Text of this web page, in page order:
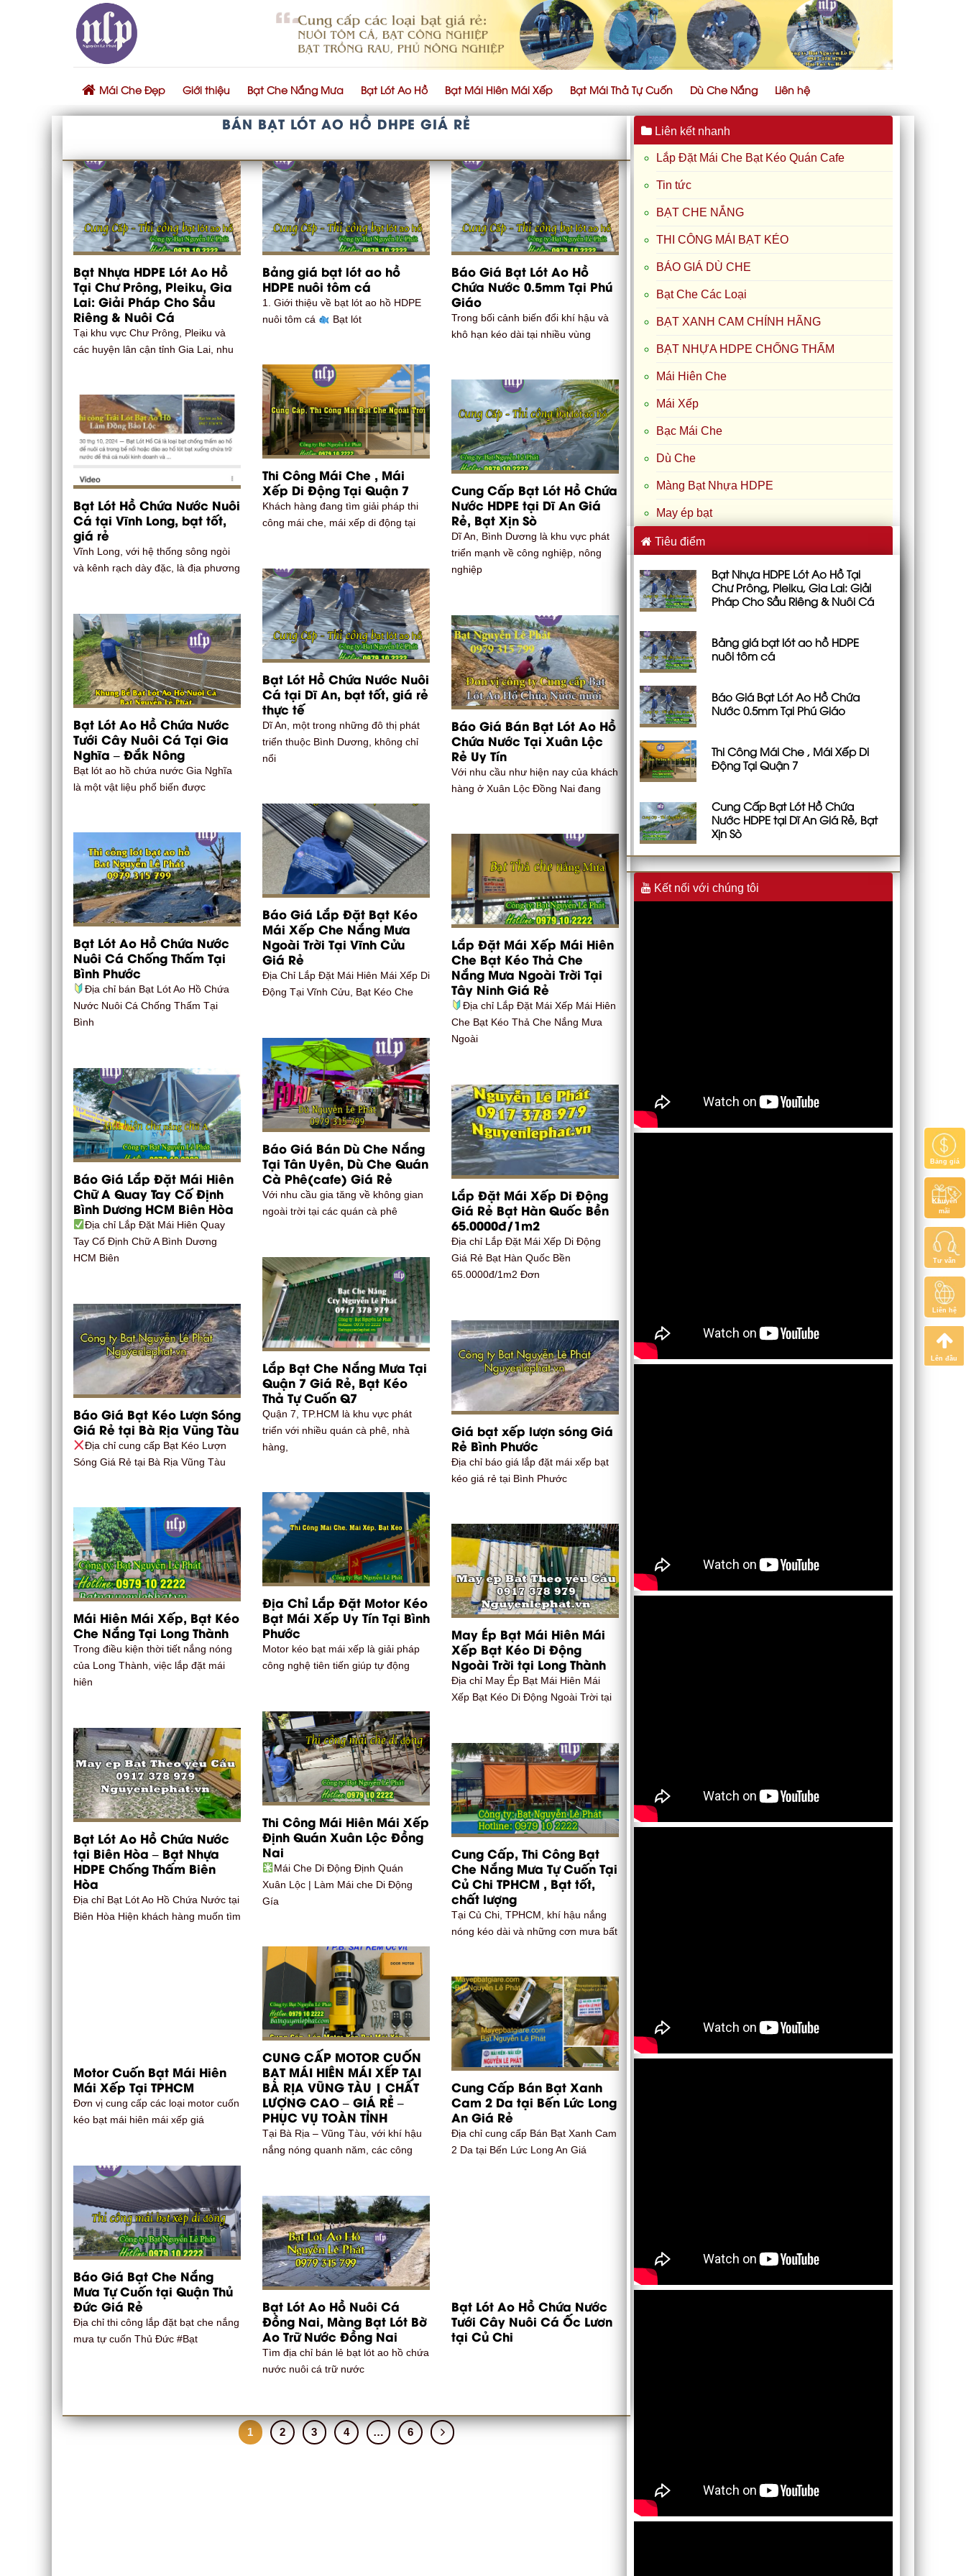
Mái Che Đẹp Giới thiệu Bạt Che Nắng Mưa Bạt Lót Ao Hồ Bạt Mái Hiên Mái Xếp Bạt Mái Thả Tự Cuốn Dù Che Nắng Liên hệ
BÁN BẠT LÓT AO HỒ DHPE GIÁ RẺ
Bạt Nhựa HDPE Lót Ao Hồ
Tại Chư Prông, Pleiku, Gia
Lai: Giải Pháp Cho Sầu
Riêng & Nuôi Cá
Tại khu vực Chư Prông, Pleiku và
các huyện lân cận tỉnh Gia Lai, nhu
Bảng giá bạt lót ao hồ
HDPE nuôi tôm cá
1. Giới thiệu về bạt lót ao hồ HDPE
nuôi tôm cá
Bạt lót
Báo Giá Bạt Lót Ao Hồ
Chứa Nước 0.5mm Tại Phú
Giáo
Trong bối cảnh biến đổi khí hậu và
khô hạn kéo dài tại nhiều vùng
Thi Công Mái Che , Mái
Xếp Di Động Tại Quận 7
Khách hàng đang tìm giải pháp thi
công mái che, mái xếp di động tại
Cung Cấp Bạt Lót Hồ Chứa
Nước HDPE tại Dĩ An Giá
Rẻ, Bạt Xịn Sò
Dĩ An, Bình Dương là khu vực phát
triển mạnh về công nghiệp, nông
nghiệp
Bạt Lót Hồ Chứa Nước Nuôi
Cá tại Vĩnh Long, bạt tốt,
giá rẻ
Vĩnh Long, với hệ thống sông ngòi
và kênh rạch dày đặc, là địa phương
Bạt Lót Hồ Chứa Nước Nuôi
Cá tại Dĩ An, bạt tốt, giá rẻ
thực tế
Dĩ An, một trong những đô thị phát
triển thuộc Bình Dương, không chỉ
nổi
Bạt Lót Ao Hồ Chứa Nước
Tưới Cây Nuôi Cá Tại Gia
Nghĩa – Đắk Nông
Bạt lót ao hồ chứa nước Gia Nghĩa
là một vật liệu phổ biến được
Báo Giá Bán Bạt Lót Ao Hồ
Chứa Nước Tại Xuân Lộc
Rẻ Uy Tín
Với nhu cầu như hiện nay của khách
hàng ở Xuân Lộc Đồng Nai đang
Báo Giá Lắp Đặt Bạt Kéo
Mái Xếp Che Nắng Mưa
Ngoài Trời Tại Vĩnh Cửu
Giá Rẻ
Địa Chỉ Lắp Đặt Mái Hiên Mái Xếp Di
Động Tại Vĩnh Cửu, Bạt Kéo Che
Bạt Lót Ao Hồ Chứa Nước
Nuôi Cá Chống Thấm Tại
Bình Phước
Địa chỉ bán Bạt Lót Ao Hồ Chứa
Nước Nuôi Cá Chống Thấm Tại
Bình
Lắp Đặt Mái Xếp Mái Hiên
Che Bạt Kéo Thả Che
Nắng Mưa Ngoài Trời Tại
Tây Ninh Giá Rẻ
Địa chỉ Lắp Đặt Mái Xếp Mái Hiên
Che Bạt Kéo Thả Che Nắng Mưa
Ngoài
Báo Giá Bán Dù Che Nắng
Tại Tân Uyên, Dù Che Quán
Cà Phê(cafe) Giá Rẻ
Với nhu cầu gia tăng về không gian
ngoài trời tại các quán cà phê
Báo Giá Lắp Đặt Mái Hiên
Chữ A Quay Tay Cố Định
Bình Dương HCM Biên Hòa
Địa chỉ Lắp Đặt Mái Hiên Quay
Tay Cố Định Chữ A Bình Dương
HCM Biên
Lắp Đặt Mái Xếp Di Động
Giá Rẻ Bạt Hàn Quốc Bền
65.0000đ/1m2
Địa chỉ Lắp Đặt Mái Xếp Di Động
Giá Rẻ Bạt Hàn Quốc Bền
65.0000đ/1m2 Đơn
Lắp Bạt Che Nắng Mưa Tại
Quận 7 Giá Rẻ, Bạt Kéo
Thả Tự Cuốn Q7
Quận 7, TP.HCM là khu vực phát
triển với nhiều quán cà phê, nhà
hàng,
Báo Giá Bạt Kéo Lượn Sóng
Giá Rẻ tại Bà Rịa Vũng Tàu
Địa chỉ cung cấp Bạt Kéo Lượn
Sóng Giá Rẻ tại Bà Rịa Vũng Tàu
Giá bạt xếp lượn sóng Giá
Rẻ Bình Phước
Địa chỉ báo giá lắp đặt mái xếp bạt
kéo giá rẻ tại Bình Phước
Địa Chỉ Lắp Đặt Motor Kéo
Bạt Mái Xếp Uy Tín Tại Bình
Phước
Motor kéo bạt mái xếp là giải pháp
công nghệ tiên tiến giúp tự động
Mái Hiên Mái Xếp, Bạt Kéo
Che Nắng Tại Long Thành
Trong điều kiện thời tiết nắng nóng
của Long Thành, việc lắp đặt mái
hiên
May Ép Bạt Mái Hiên Mái
Xếp Bạt Kéo Di Động
Ngoài Trời tại Long Thành
Địa chỉ May Ép Bạt Mái Hiên Mái
Xếp Bạt Kéo Di Động Ngoài Trời tại
Thi Công Mái Hiên Mái Xếp
Định Quán Xuân Lộc Đồng
Nai
Mái Che Di Động Định Quán
Xuân Lộc | Làm Mái che Di Động
Gía
Bạt Lót Ao Hồ Chứa Nước
tại Biên Hòa – Bạt Nhựa
HDPE Chống Thấm Biên
Hòa
Địa chỉ Bạt Lót Ao Hồ Chứa Nước tại
Biên Hòa Hiện khách hàng muốn tìm
Cung Cấp, Thi Công Bạt
Che Nắng Mưa Tự Cuốn Tại
Củ Chi TPHCM , Bạt tốt,
chất lượng
Tại Củ Chi, TPHCM, khí hậu nắng
nóng kéo dài và những cơn mưa bất
CUNG CẤP MOTOR CUỐN
BẠT MÁI HIÊN MÁI XẾP TẠI
BÀ RỊA VŨNG TÀU | CHẤT
LƯỢNG CAO – GIÁ RẺ –
PHỤC VỤ TOÀN TỈNH
Tại Bà Rịa – Vũng Tàu, với khí hậu
nắng nóng quanh năm, các công
Motor Cuốn Bạt Mái Hiên
Mái Xếp Tại TPHCM
Đơn vị cung cấp các loại motor cuốn
kéo bạt mái hiên mái xếp giá
Cung Cấp Bán Bạt Xanh
Cam 2 Da tại Bến Lức Long
An Giá Rẻ
Địa chỉ cung cấp Bán Bạt Xanh Cam
2 Da tại Bến Lức Long An Giá
Báo Giá Bạt Che Nắng
Mưa Tự Cuốn tại Quận Thủ
Đức Giá Rẻ
Địa chỉ thi công lắp đặt bạt che nắng
mưa tự cuốn Thủ Đức #Bạt
Bạt Lót Ao Hồ Nuôi Cá
Đồng Nai, Màng Bạt Lót Bờ
Ao Trữ Nước Đồng Nai
Tìm địa chỉ bán lẻ bạt lót ao hồ chứa
nước nuôi cá trữ nước
Bạt Lót Ao Hồ Chứa Nước
Tưới Cây Nuôi Cá Ốc Lươn
tại Củ Chi
1 2 3 4 … 6
Liên kết nhanh
Lắp Đặt Mái Che Bạt Kéo Quán Cafe
Tin tức
BẠT CHE NẮNG
THI CÔNG MÁI BẠT KÉO
BÁO GIÁ DÙ CHE
Bạt Che Các Loại
BẠT XANH CAM CHÍNH HÃNG
BẠT NHỰA HDPE CHỐNG THẤM
Mái Hiên Che
Mái Xếp
Bạc Mái Che
Dù Che
Màng Bạt Nhựa HDPE
May ép bạt
Tiêu điểm
Bạt Nhựa HDPE Lót Ao Hồ Tại
Chư Prông, Pleiku, Gia Lai: Giải
Pháp Cho Sầu Riêng & Nuôi Cá
Bảng giá bạt lót ao hồ HDPE
nuôi tôm cá
Báo Giá Bạt Lót Ao Hồ Chứa
Nước 0.5mm Tại Phú Giáo
Thi Công Mái Che , Mái Xếp Di
Động Tại Quận 7
Cung Cấp Bạt Lót Hồ Chứa
Nước HDPE tại Dĩ An Giá Rẻ, Bạt
Xịn Sò
Kết nối với chúng tôi
Bảng giá
Khuyến
mãi
Tư vấn
Liên hệ
Lên đầu